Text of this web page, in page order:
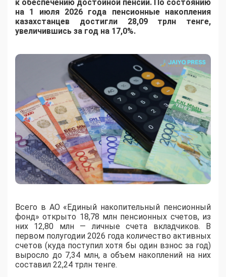
к обеспечению достойной пенсии. По состоянию
на 1 июля 2026 года пенсионные накопления
казахстанцев достигли 28,09 трлн тенге,
увеличившись за год на 17,0%.
Всего в АО «Единый накопительный пенсионный
фонд» открыто 18,78 млн пенсионных счетов, из
них 12,80 млн — личные счета вкладчиков. В
первом полугодии 2026 года количество активных
счетов (куда поступил хотя бы один взнос за год)
выросло до 7,34 млн, а объем накоплений на них
составил 22,24 трлн тенге.